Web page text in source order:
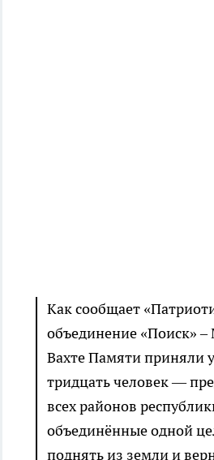
Как сообщает
объединение «Поиск»
Вахте Памяти приняли
тридцать человек —
всех районов
объединённые одной
поднять из земли и